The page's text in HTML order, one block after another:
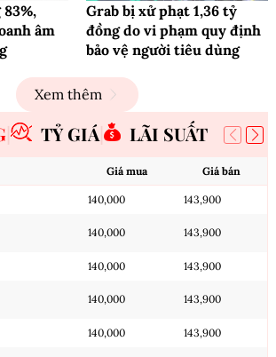
âm
Grab bị xử phạt 1,36 tỷ
đồng do vi phạm quy định
bảo vệ người tiêu dùng
Xem thêm
TỶ GIÁ LÃI SUẤT
Giá mua Giá bán
140,000 143,900
140,000 143,900
140,000 143,900
140,000 143,900
140,000 143,900